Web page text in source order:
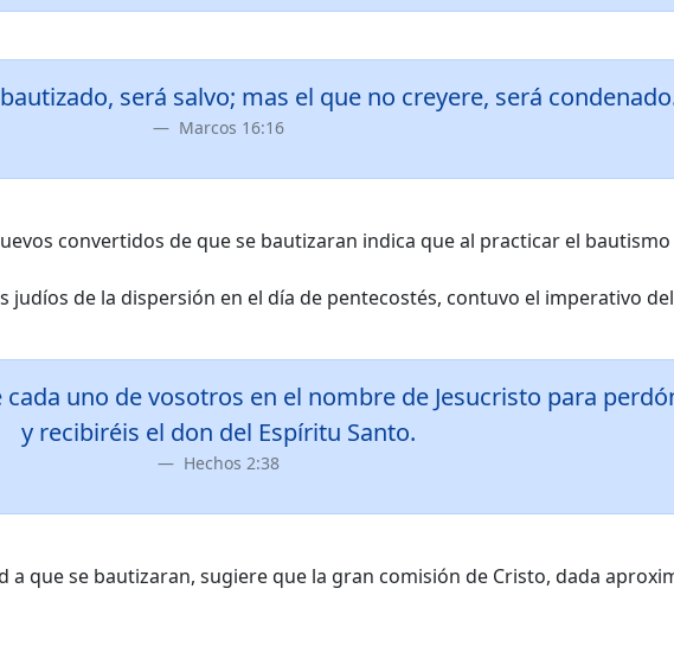
será salvo; mas el que no creyere, será
Marcos 16:16
convertidos de que se bautizaran indica que al practicar el
judíos de la dispersión en el día de pentecostés, contuvo el imperativo
uno de vosotros en el nombre de Jesucristo para
y recibiréis el don del Espíritu Santo.
Hechos 2:38
que se bautizaran, sugiere que la gran comisión de Cristo, dada